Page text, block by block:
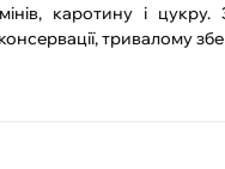
каротину і
тривалому